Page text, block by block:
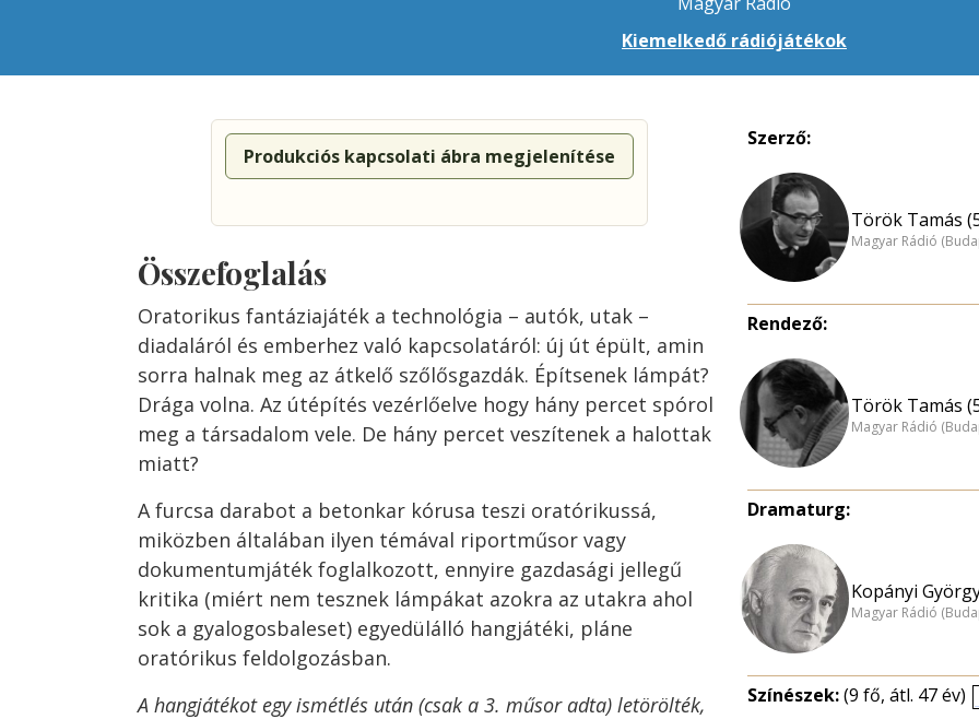
Kiemelkedő rádiójátékok
Produkciós kapcsolati ábra megjelenítése
Összefoglalás
Oratorikus fantáziajáték a technológia – autók, utak –
diadaláról és emberhez való kapcsolatáról: új út épült, amin
sorra halnak meg az átkelő szőlősgazdák. Építsenek lámpát?
Drága volna. Az útépítés vezérlőelve hogy hány percet spórol
meg a társadalom vele. De hány percet veszítenek a halottak
miatt?
A furcsa darabot a betonkar kórusa teszi oratórikussá,
miközben általában ilyen témával riportműsor vagy
dokumentumjáték foglalkozott, ennyire gazdasági jellegű
kritika (miért nem tesznek lámpákat azokra az utakra ahol
sok a gyalogosbaleset) egyedülálló hangjátéki, pláne
oratórikus feldolgozásban.
A hangjátékot egy ismétlés után (csak a 3. műsor adta) letörölték,
Szerző:
Török Tamás
Magyar Rádió
Rendező:
Török Tamás
Magyar Rádió
Dramaturg:
Kopányi
Magyar Rádió
Színészek:(9 fő, átl. 47 év)